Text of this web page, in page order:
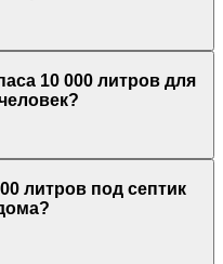
10 000 литров для
литров под септик